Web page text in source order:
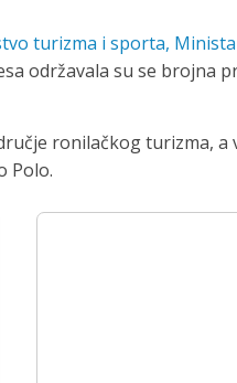
turizma i sporta,
održavala su se brojna
ronilačkog turizma, a
Polo.